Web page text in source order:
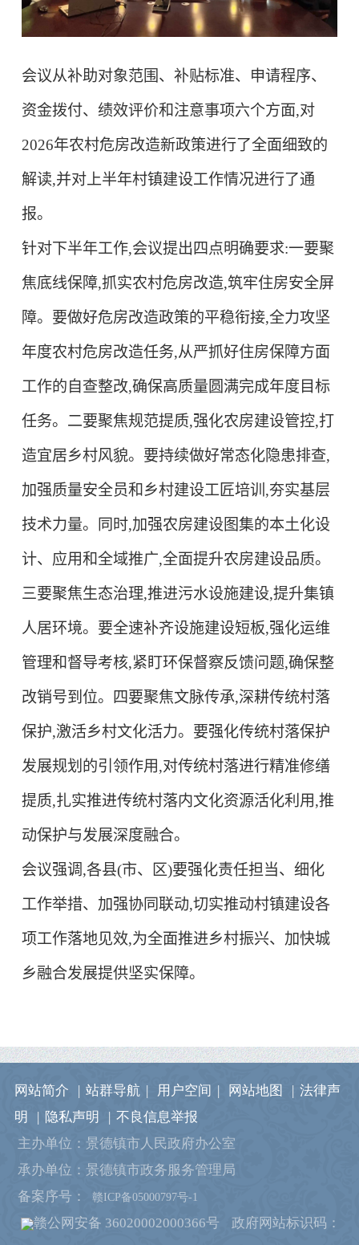
会议从补助对象范围、补贴标准、申请程序、
资金拨付、绩效评价和注意事项六个方面,对
2026年农村危房改造新政策进行了全面细致的
解读,并对上半年村镇建设工作情况进行了通
报。
针对下半年工作,会议提出四点明确要求:一要聚
焦底线保障,抓实农村危房改造,筑牢住房安全屏
障。 要做好危房改造政策的平稳衔接,全力攻坚
年度农村危房改造任务,从严抓好住房保障方面
工作的自查整改,确保高质量圆满完成年度目标
任务。 二要聚焦规范提质,强化农房建设管控,打
造宜居乡村风貌。 要持续做好常态化隐患排查,
加强质量安全员和乡村建设工匠培训,夯实基层
技术力量。同时,加强农房建设图集的本土化设
计、应用和全域推广,全面提升农房建设品质。
三要聚焦生态治理,推进污水设施建设,提升集镇
人居环境。 要全速补齐设施建设短板,强化运维
管理和督导考核,紧盯环保督察反馈问题,确保整
改销号到位。 四要聚焦文脉传承,深耕传统村落
保护,激活乡村文化活力。 要强化传统村落保护
发展规划的引领作用,对传统村落进行精准修缮
提质,扎实推进传统村落内文化资源活化利用,推
动保护与发展深度融合。
会议强调,各县(市、区)要强化责任担当、细化
工作举措、加强协同联动,切实推动村镇建设各
项工作落地见效,为全面推进乡村振兴、加快城
乡融合发展提供坚实保障。
网站简介 | 站群导航 | 用户空间 | 网站地图 | 法律声
明
| 隐私声明 | 不良信息举报
主办单位：景德镇市人民政府办公室
承办单位：景德镇市政务服务管理局
备案序号：
赣ICP备05000797号-1
赣公网安备 36020002000366号
政府网站标识码：